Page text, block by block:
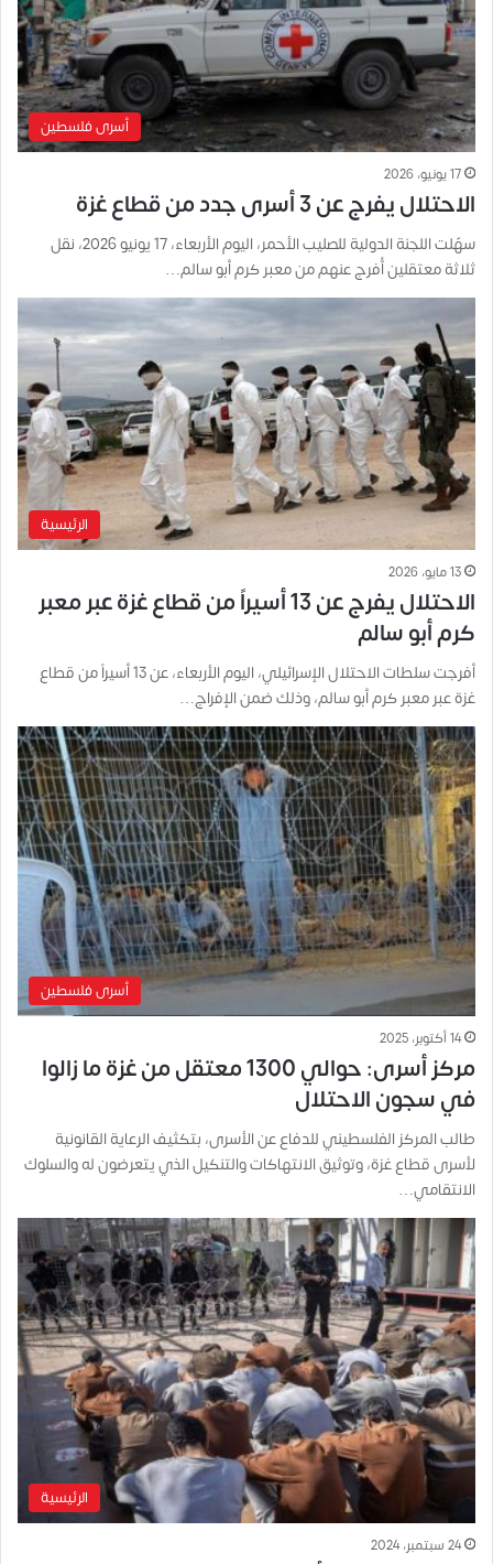
أسرى فلسطين
17 يونيو، 2026
الاحتلال يفرج عن 3 أسرى جدد من قطاع غزة
سهّلت اللجنة الدولية للصليب الأحمر، اليوم الأربعاء، 17 يونيو 2026، نقل
ثلاثة معتقلين أُفرج عنهم من معبر كرم أبو سالم…
الرئيسية
13 مايو، 2026
الاحتلال يفرج عن 13 أسيراً من قطاع غزة عبر معبر
كرم أبو سالم
أفرجت سلطات الاحتلال الإسرائيلي، اليوم الأربعاء، عن 13 أسيراً من قطاع
غزة عبر معبر كرم أبو سالم، وذلك ضمن الإفراج…
أسرى فلسطين
14 أكتوبر، 2025
مركز أسرى: حوالي 1300 معتقل من غزة ما زالوا
في سجون الاحتلال
طالب المركز الفلسطيني للدفاع عن الأسرى، بتكثيف الرعاية القانونية
لأسرى قطاع غزة، وتوثيق الانتهاكات والتنكيل الذي يتعرضون له والسلوك
الانتقامي…
الرئيسية
24 سبتمبر، 2024